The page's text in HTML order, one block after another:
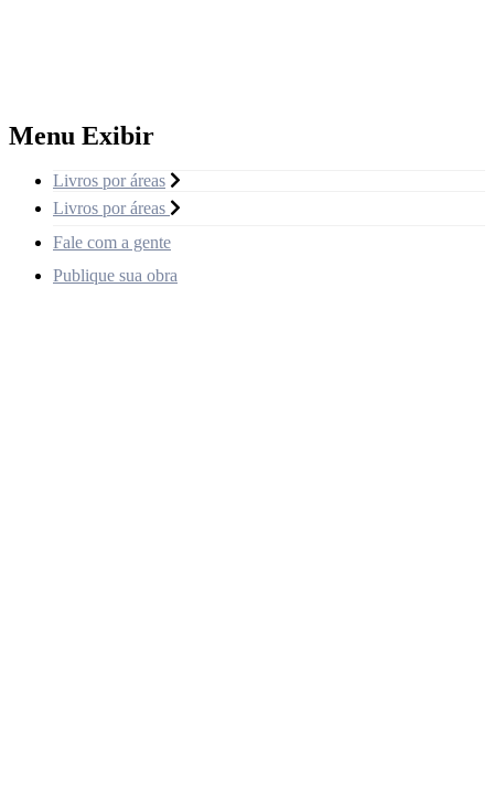
Menu Exibir
Livros por áreas
Livros por áreas
Fale com a gente
Publique sua obra